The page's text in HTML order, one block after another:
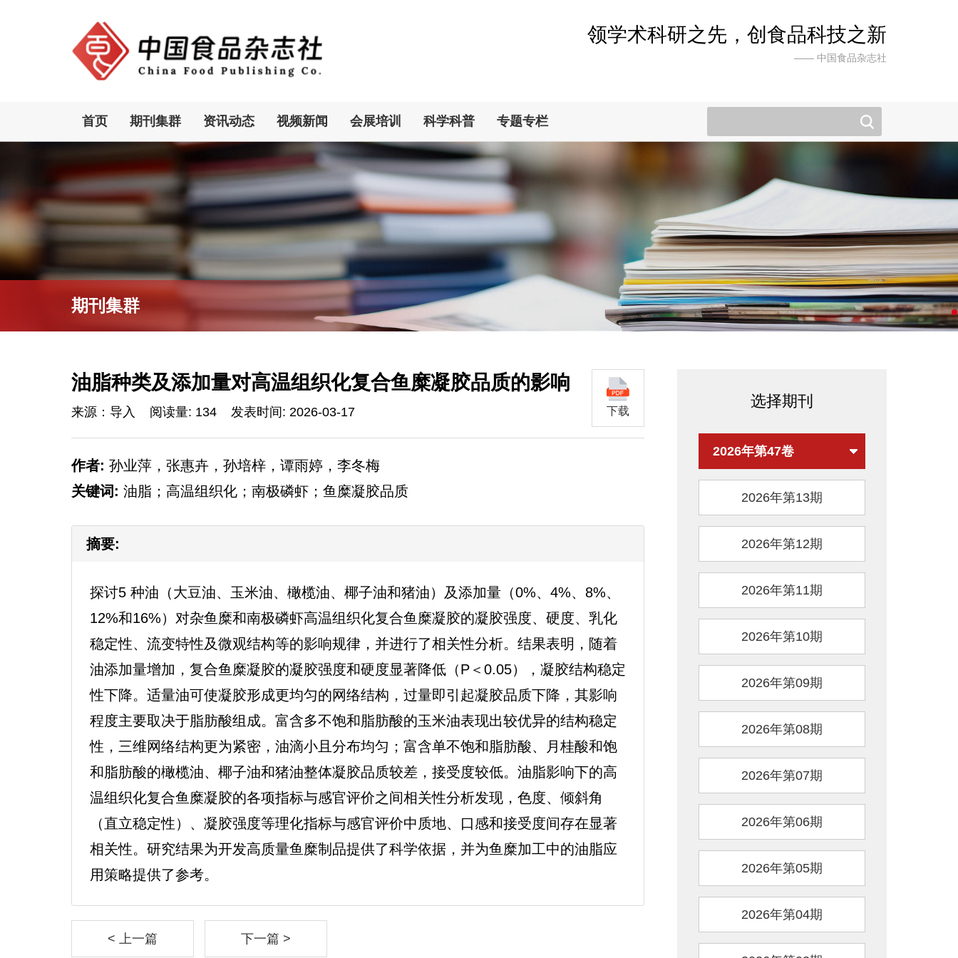
领学术科研之先，创食品科技之新
—— 中国食品杂志社
首页 期刊集群 资讯动态 视频新闻 会展培训 科学科普 专题专栏
期刊集群
油脂种类及添加量对高温组织化复合鱼糜凝胶品质的影响
来源：导入 阅读量: 134 发表时间: 2026-03-17 下载
作者: 孙业萍，张惠卉，孙培梓，谭雨婷，李冬梅
关键词: 油脂；高温组织化；南极磷虾；鱼糜凝胶品质
摘要:
探讨5 种油（大豆油、玉米油、橄榄油、椰子油和猪油）及添加量（0%、4%、8%、
12%和16%）对杂鱼糜和南极磷虾高温组织化复合鱼糜凝胶的凝胶强度、硬度、乳化
稳定性、流变特性及微观结构等的影响规律，并进行了相关性分析。结果表明，随着
油添加量增加，复合鱼糜凝胶的凝胶强度和硬度显著降低（P＜0.05），凝胶结构稳定
性下降。适量油可使凝胶形成更均匀的网络结构，过量即引起凝胶品质下降，其影响
程度主要取决于脂肪酸组成。富含多不饱和脂肪酸的玉米油表现出较优异的结构稳定
性，三维网络结构更为紧密，油滴小且分布均匀；富含单不饱和脂肪酸、月桂酸和饱
和脂肪酸的橄榄油、椰子油和猪油整体凝胶品质较差，接受度较低。油脂影响下的高
温组织化复合鱼糜凝胶的各项指标与感官评价之间相关性分析发现，色度、倾斜角
（直立稳定性）、凝胶强度等理化指标与感官评价中质地、口感和接受度间存在显著
相关性。研究结果为开发高质量鱼糜制品提供了科学依据，并为鱼糜加工中的油脂应
用策略提供了参考。
< 上一篇 下一篇 >
选择期刊
2026年第47卷
2026年第13期
2026年第12期
2026年第11期
2026年第10期
2026年第09期
2026年第08期
2026年第07期
2026年第06期
2026年第05期
2026年第04期